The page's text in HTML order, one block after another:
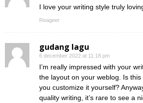
I love your writing style truly
Reageer
gudang lagu
6 december 2022 at 11:18 pm
I’m really impressed with your
the layout on your weblog. Is
you customize it yourself?
quality writing, it’s rare to see a